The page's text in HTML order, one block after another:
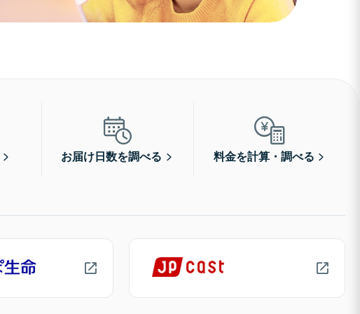
お届け日数を調べる 料金を計算・調べる